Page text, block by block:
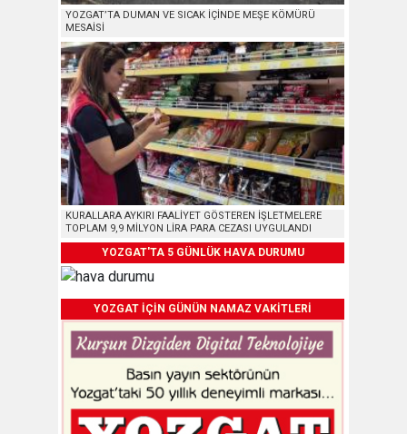
YOZGAT’TA DUMAN VE SICAK İÇİNDE MEŞE KÖMÜRÜ
MESAİSİ
KURALLARA AYKIRI FAALİYET GÖSTEREN İŞLETMELERE
TOPLAM 9,9 MİLYON LİRA PARA CEZASI UYGULANDI
YOZGAT'TA 5 GÜNLÜK HAVA DURUMU
YOZGAT İÇİN GÜNÜN NAMAZ VAKİTLERİ